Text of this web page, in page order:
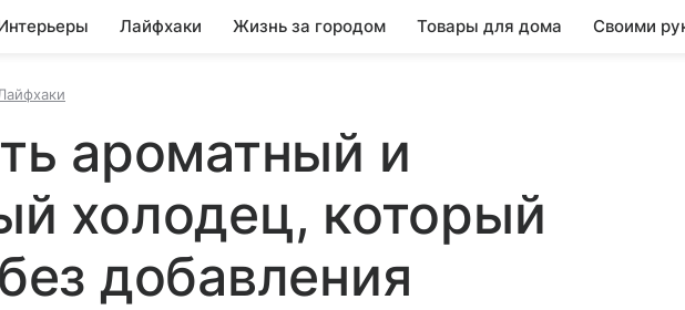
Лайфхаки Жизнь за городом Товары для дома Своими
ароматный и
холодец, который
добавления